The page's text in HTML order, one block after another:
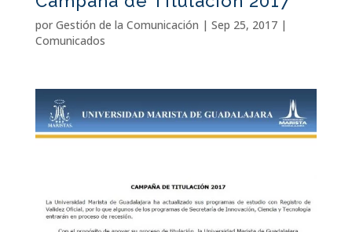
por Gestión de la Comunicación | Sep 25, 2017|
Comunicados